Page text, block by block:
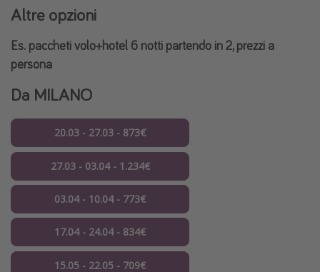
Altre opzioni
Es. paccheti volo+hotel 6 notti partendo in 2, prezzi a
persona
Da MILANO
20.03 - 27.03 - 873€
27.03 - 03.04 - 1.234€
03.04 - 10.04 - 773€
17.04 - 24.04 - 834€
15.05 - 22.05 - 709€